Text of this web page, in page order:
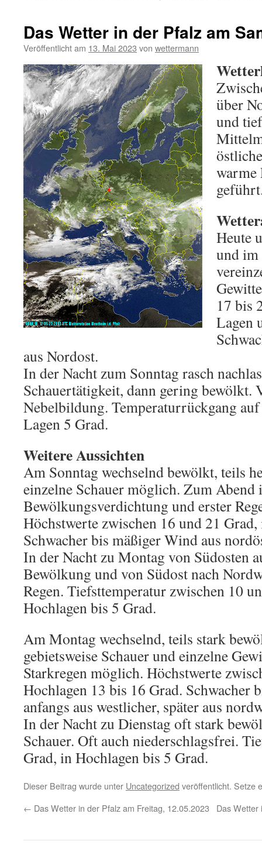
Das Wetter in der Pfalz am
Veröffentlicht am 13. Mai 2023 von wettermann
über
und
Heute
und im
17 bis
Lagen
aus Nordost.
In der Nacht zum Sonntag rasch
Schauertätigkeit, dann gering bewölkt.
Nebelbildung. Temperaturrückgang
Lagen 5 Grad.
Weitere Aussichten
Am Sonntag wechselnd bewölkt, teils
einzelne Schauer möglich. Zum Abend
Bewölkungsverdichtung und erster
Höchstwerte zwischen 16 und 21
Schwacher bis mäßiger Wind aus
In der Nacht zu Montag von Südosten
Bewölkung und von Südost nach
Regen. Tiefsttemperatur zwischen 10
Hochlagen bis 5 Grad.
Am Montag wechselnd, teils stark
gebietsweise Schauer und einzelne
Starkregen möglich. Höchstwerte
Hochlagen 13 bis 16 Grad. Schwacher
anfangs aus westlicher, später aus
In der Nacht zu Dienstag oft stark
Schauer. Oft auch niederschlagsfrei.
Grad, in Hochlagen bis 5 Grad.
Dieser Beitrag wurde unter Uncategorized veröffentlicht. Setze
← Das Wetter in der Pfalz am Freitag, 12.05.2023 Das Wetter